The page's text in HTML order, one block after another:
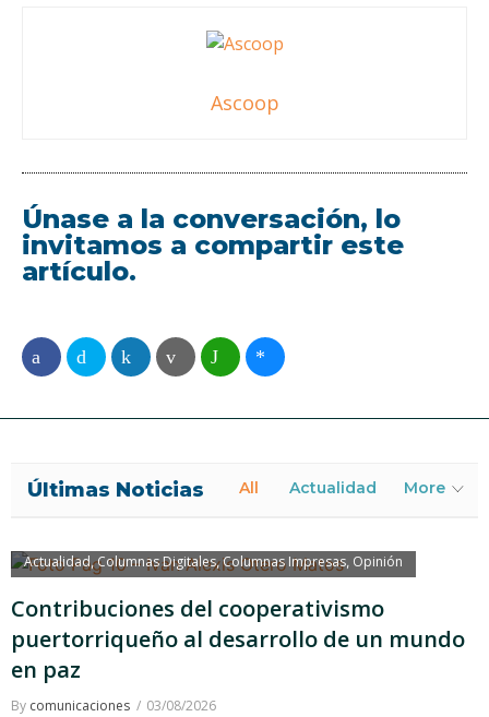
Ascoop
Únase a la conversación, lo
invitamos a compartir este
artículo.
Últimas Noticias All Actualidad More
Actualidad,Columnas Digitales,Columnas Impresas, Opinión
Contribuciones del cooperativismo
puertorriqueño al desarrollo de un mundo
en paz
By comunicaciones 03/08/2026